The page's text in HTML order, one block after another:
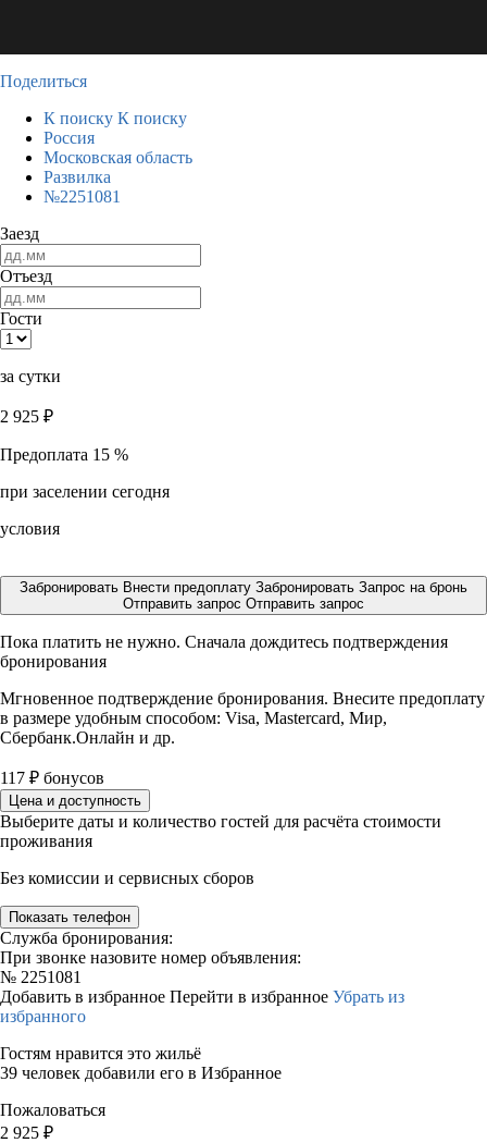
Поделиться
К поиску К поиску
Россия
Московская область
Развилка
№2251081
Заезд
Отъезд
Гости
за сутки
2 925 ₽
Предоплата 15 %
при заселении сегодня
условия
Забронировать Внести предоплату Забронировать Запрос на бронь
Отправить запрос Отправить запрос
Пока платить не нужно. Сначала дождитесь подтверждения
бронирования
Мгновенное подтверждение бронирования. Внесите предоплату
в размере удобным способом: Visa, Mastercard, Мир,
Сбербанк.Онлайн и др.
117 ₽ бонусов
Цена и доступность
Выберите даты и количество гостей для расчёта стоимости
проживания
Без комиссии и сервисных сборов
Показать телефон
Служба бронирования:
При звонке назовите номер объявления:
№ 2251081
Добавить в избранное Перейти в избранное Убрать из
избранного
Гостям нравится это жильё
39 человек добавили его в Избранное
Пожаловаться
2 925 ₽